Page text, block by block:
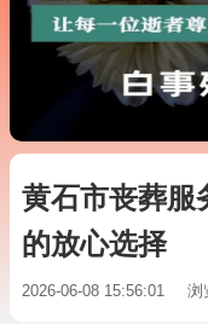
黄石市丧葬服
的放心选择
2026-06-08 15:56:01 浏